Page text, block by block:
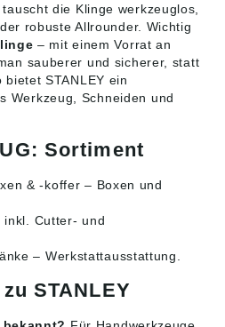
die Klinge werkzeuglos,
robuste Allrounder. Wichtig
– mit einem Vorrat an
sauberer und sicherer, statt
STANLEY ein
Werkzeug, Schneiden und
Sortiment
& -koffer – Boxen und
inkl. Cutter- und
– Werkstattausstattung.
STANLEY